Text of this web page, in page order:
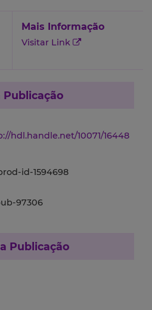
Mais Informação
Visitar Link
hdl.handle.net/10071/16448
id-1594698
97306
Publicação